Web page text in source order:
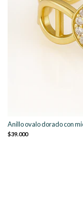
Anillo ovalo dorado con
$39.000